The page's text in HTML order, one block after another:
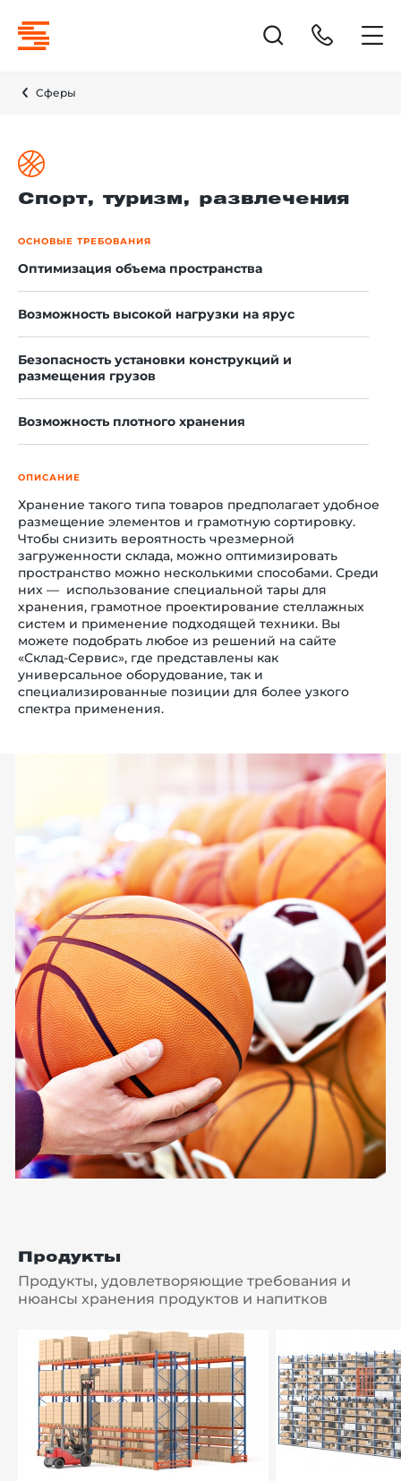
Сферы
Спорт, туризм, развлечения
ОСНОВЫЕ ТРЕБОВАНИЯ
Оптимизация объема пространства
Возможность высокой нагрузки на ярус
Безопасность установки конструкций и
размещения грузов
Возможность плотного хранения
ОПИСАНИЕ
Хранение такого типа товаров предполагает удобное
размещение элементов и грамотную сортировку.
Чтобы снизить вероятность чрезмерной
загруженности склада, можно оптимизировать
пространство можно несколькими способами. Среди
них — использование специальной тары для
хранения, грамотное проектирование стеллажных
систем и применение подходящей техники. Вы
можете подобрать любое из решений на сайте
«Склад-Сервис», где представлены как
универсальное оборудование, так и
специализированные позиции для более узкого
спектра применения.
Продукты
Продукты, удовлетворяющие требования и
нюансы хранения продуктов и напитков